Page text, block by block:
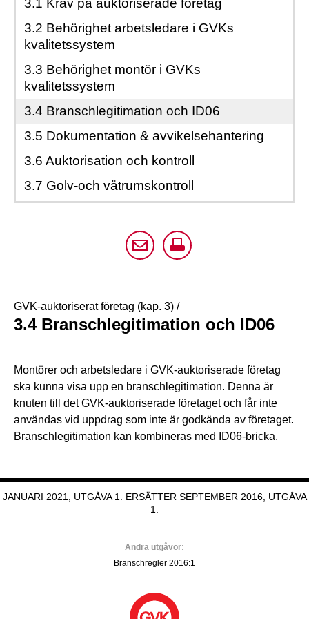
2021:1
(kap. 6)
3.1 Krav på auktoriserade företag
3.2 Behörighet arbetsledare i GVKs
kvalitetssystem
3.3 Behörighet montör i GVKs
kvalitetssystem
3.4 Branschlegitimation och ID06
3.5 Dokumentation & avvikelsehantering
3.6 Auktorisation och kontroll
3.7 Golv-och våtrumskontroll
GVK-auktoriserat företag (kap. 3) /
3.4 Branschlegitimation och ID06
Montörer och arbetsledare i GVK-auktoriserade företag
ska kunna visa upp en branschlegitimation. Denna är
knuten till det GVK-auktoriserade företaget och får inte
användas vid uppdrag som inte är godkända av företaget.
Branschlegitimation kan kombineras med ID06-bricka.
JANUARI 2021, UTGÅVA 1. ERSÄTTER SEPTEMBER 2016, UTGÅVA
1.
Andra utgåvor:
Branschregler 2016:1